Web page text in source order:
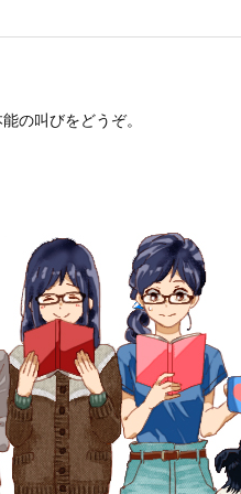
の叫びをどうぞ。